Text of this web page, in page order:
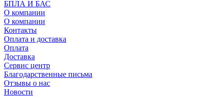
БПЛА И БАС
О компании
О компании
Контакты
Оплата и доставка
Оплата
Доставка
Сервис центр
Благодарственные письма
Отзывы о нас
Новости